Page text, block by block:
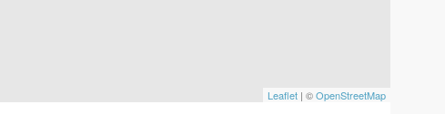
Leaflet | ©OpenStreetMap